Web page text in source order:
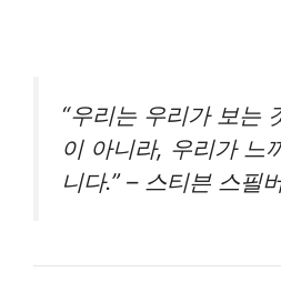
“우리는 우리가 보는
이 아니라, 우리가 느
니다.” – 스티븐 스필